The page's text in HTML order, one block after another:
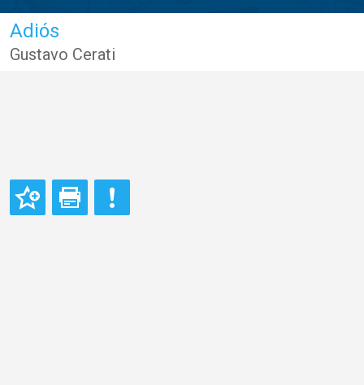
Adiós
Gustavo Cerati